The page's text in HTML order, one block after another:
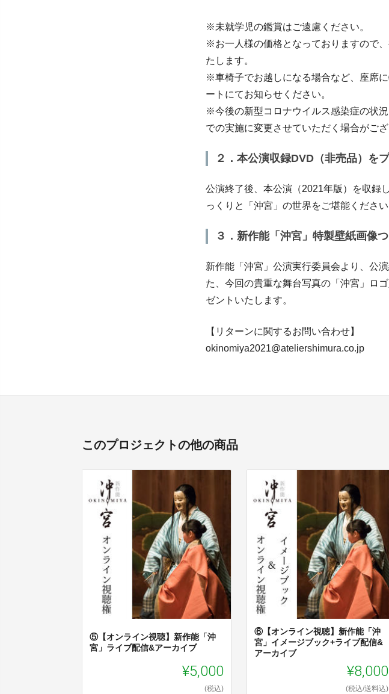
※未就学児の鑑賞はご遠慮ください。
※お一人様の価格となっておりますので
たします。
※車椅子でお越しになる場合など、座席
ートにてお知らせください。
※今後の新型コロナウイルス感染症の状
での実施に変更させていただく場合がご
２．本公演収録DVD（非売品）を
公演終了後、本公演（2021年版）を収録
っくりと「沖宮」の世界をご堪能くださ
３．新作能「沖宮」特製壁紙画像
新作能「沖宮」公演実行委員会より、公
た、今回の貴重な舞台写真の「沖宮」ロ
ゼントいたします。
【リターンに関するお問い合わせ】
okinomiya2021@ateliershimura.co.jp
このプロジェクトの他の商品
⑤【オンライン視聴】新作能「沖
宮」ライブ配信&アーカイブ
¥5,000
(税込)
⑥【オンライン視聴】新作能「沖
宮」イメージブック+ライブ配信&
アーカイブ
¥8,000
(税込/送料込)